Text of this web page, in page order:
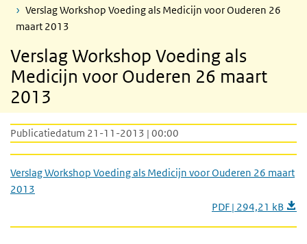
Verslag Workshop Voeding als Medicijn voor Ouderen 26
maart 2013
Verslag Workshop Voeding als
Medicijn voor Ouderen 26 maart
2013
Publicatiedatum 21-11-2013 | 00:00
Verslag Workshop Voeding als Medicijn voor Ouderen 26 maart
2013
PDF | 294,21 kB